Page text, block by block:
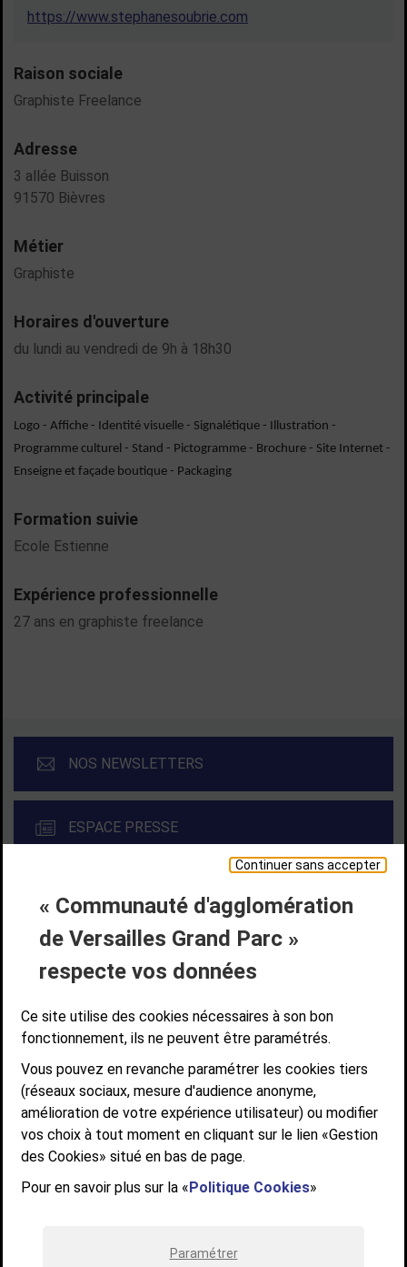
Continuer sans accepter
« Communauté d'agglomération
de Versailles Grand Parc »
respecte vos données
Ce site utilise des cookies nécessaires à son bon
fonctionnement, ils ne peuvent être paramétrés.
Vous pouvez en revanche paramétrer les cookies tiers
(réseaux sociaux, mesure d'audience anonyme,
amélioration de votre expérience utilisateur) ou modifier
vos choix à tout moment en cliquant sur le lien «Gestion
des Cookies» situé en bas de page.
Pour en savoir plus sur la «Politique Cookies»
Paramétrer
Raison sociale
Graphiste Freelance
Adresse
3 allée Buisson
91570 Bièvres
Métier
Graphiste
Horaires d'ouverture
du lundi au vendredi de 9h à 18h30
Activité principale
Logo - Affiche - Identité visuelle - Signalétique - Illustration -
Programme culturel - Stand - Pictogramme - Brochure - Site Internet -
Enseigne et façade boutique - Packaging
Formation suivie
Ecole Estienne
Expérience professionnelle
27 ans en graphiste freelance
https://www.stephanesoubrie.com
NOS NEWSLETTERS
ESPACE PRESSE
Liens bas de page
CONTACT MENTIONS LÉGALES
PLAN DE SITE
ACCESSIBILITÉ NUMÉRIQUE
GESTION DES COOKIES
Suivez-nous
Communauté d'agglomération de Versailles
Grand Parc
6, AVENUE DE PARIS - CS 10922 - 78009 VERSAILLES CEDEX
STANDARD : 01 39 66 30 00 - OUVERT DU LUNDI AU VENDREDI DE 9H À